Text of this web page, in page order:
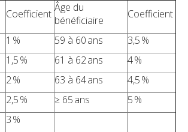
Coefficient Âge du
bénéficiaire
Coefficient
1 % 59 à 60 ans
3,5 %
1,5 % 61 à 62 ans
4 %
2 % 63 à 64 ans
4,5 %
2,5 % ≥ 65 ans
5 %
3 %